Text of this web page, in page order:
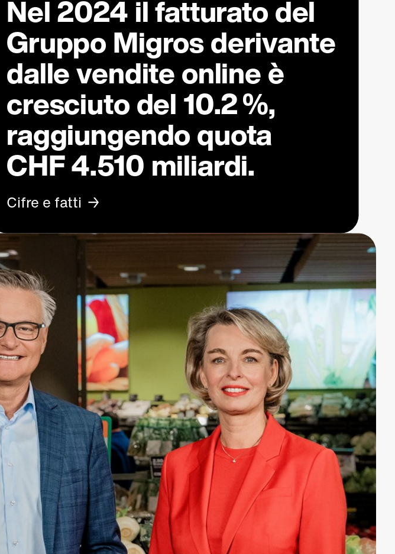
Nel 2024 il fatturato del
Gruppo Migros derivante
dalle vendite online è
cresciuto del 10.2 %,
raggiungendo quota
CHF 4.510 miliardi.
Cifre e fatti